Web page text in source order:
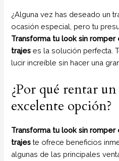
¿Alguna vez has deseado un
ocasión especial, pero tu
Transforma tu look sin
trajes es la solución perfecta.
lucir increíble sin hacer una
¿Por qué rentar
excelente opción?
Transforma tu look sin
trajes te ofrece beneficios
algunas de las principales